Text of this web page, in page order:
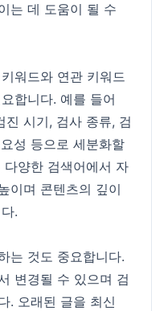
는 데 도움이 될 수
워드와 연관 키워드
합니다. 예를 들어
진 시기, 검사 종류, 검
성 등으로 세분화할
양한 검색어에서 자
이며 콘텐츠의 깊이
.
는 것도 중요합니다.
변경될 수 있으며 검
. 오래된 글을 최신